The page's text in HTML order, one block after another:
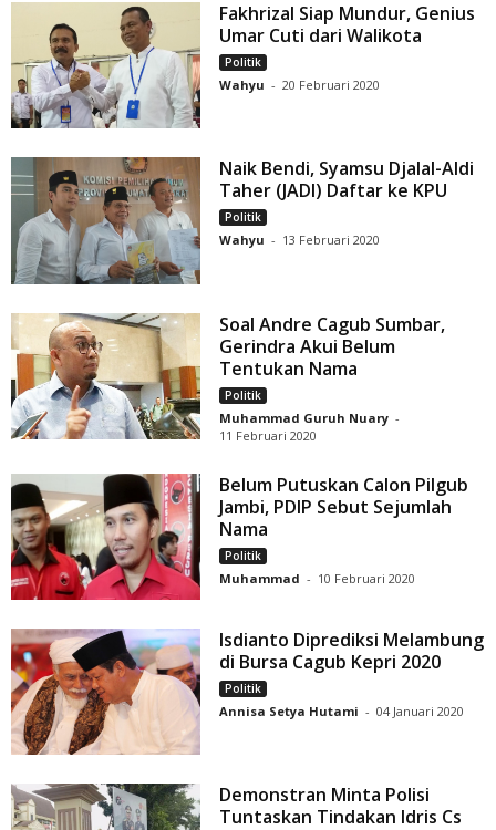
Fakhrizal Siap Mundur, Genius
Umar Cuti dari Walikota
Politik
Wahyu - 20 Februari 2020
Naik Bendi, Syamsu Djalal-Aldi
Taher (JADI) Daftar ke KPU
Politik
Wahyu - 13 Februari 2020
Soal Andre Cagub Sumbar,
Gerindra Akui Belum
Tentukan Nama
Politik
Muhammad Guruh Nuary -
11 Februari 2020
Belum Putuskan Calon Pilgub
Jambi, PDIP Sebut Sejumlah
Nama
Politik
Muhammad - 10 Februari 2020
Isdianto Diprediksi Melambung
di Bursa Cagub Kepri 2020
Politik
Annisa Setya Hutami - 04 Januari 2020
Demonstran Minta Polisi
Tuntaskan Tindakan Idris Cs